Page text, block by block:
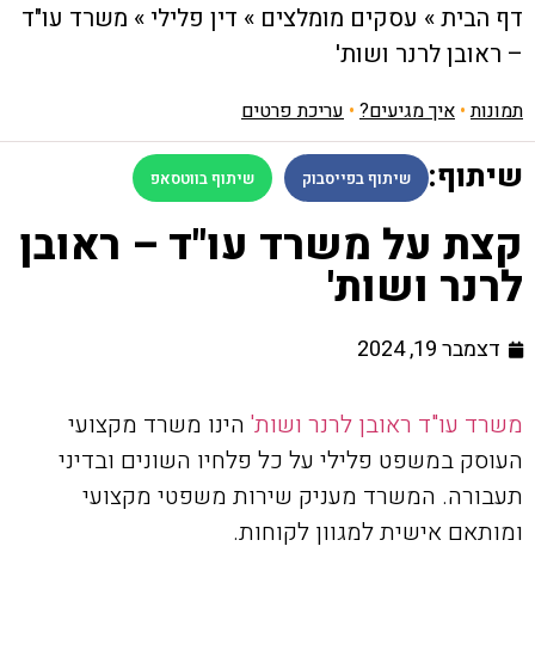
דף הבית» עסקים מומלצים » דין פלילי» משרד עו"ד
– ראובן לרנר ושות'
תמונות• איך מגיעים? • עריכת פרטים
שיתוף: שיתוף בפייסבוק שיתוף בווטסאפ
קצת על משרד עו"ד – ראובן
לרנר ושות'
דצמבר 19, 2024
משרד עו"ד ראובן לרנר ושות' הינו משרד מקצועי
העוסק במשפט פלילי על כל פלחיו השונים ובדיני
תעבורה. המשרד מעניק שירות משפטי מקצועי
ומותאם אישית למגוון לקוחות.